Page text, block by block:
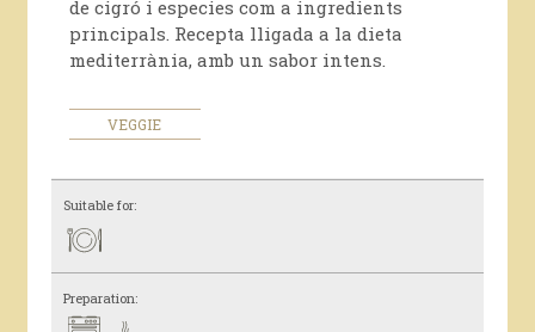
de cigró i especies com a ingredients
principals. Recepta lligada a la dieta
mediterrània, amb un sabor intens.
VEGGIE
Suitable for:
Preparation: